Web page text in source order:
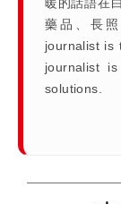
藥品、長
journalist is
journalist
solutions.